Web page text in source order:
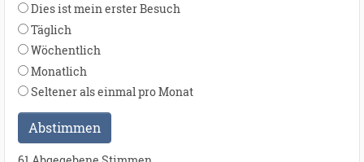
Dies ist mein erster Besuch
Täglich
Wöchentlich
Monatlich
Seltener als einmal pro Monat
Abstimmen